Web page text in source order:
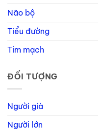
Não bộ
Tiểu đường
Tim mạch
ĐỐI TƯỢNG
Người già
Người lớn